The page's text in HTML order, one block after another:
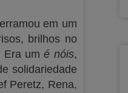
em um
brilhos no
Era umé nóis,
solidariedade
Peretz, Rena,